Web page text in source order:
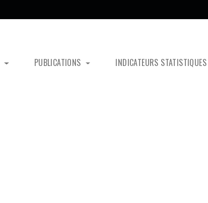
PUBLICATIONS INDICATEURS STATISTIQUES